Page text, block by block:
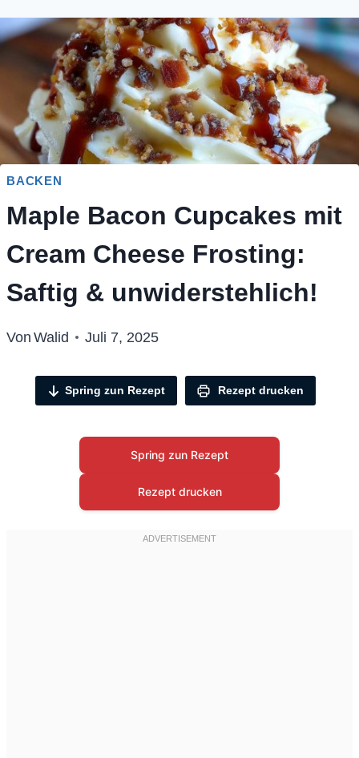
BACKEN
Maple Bacon Cupcakes mit
Cream Cheese Frosting:
Saftig & unwiderstehlich!
Von Walid Juli 7, 2025
Spring zun Rezept Rezept drucken
Spring zun Rezept
Rezept drucken